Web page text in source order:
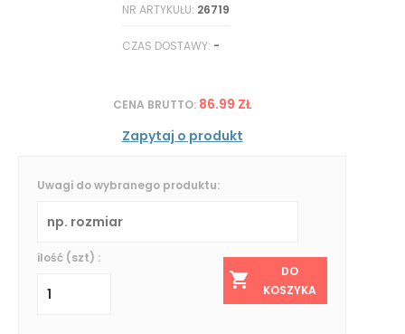
NR ARTYKUŁU: 26719
CZAS DOSTAWY: -
CENA BRUTTO: 86.99 ZŁ
Zapytaj o produkt
Uwagi do wybranego produktu:
ilość (szt) :
DO
KOSZYKA